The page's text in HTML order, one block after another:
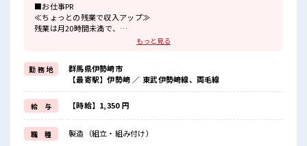
■お仕事PR
≪ちょっとの残業で収入アップ≫
残業は月20時間未満で、
週末は家族や友人と一緒にプライベート満喫！
≪機能的な制服アリ≫
制服があるので、
毎日の服装の悩み解消♪
≪未経験OKの仕事≫
新しいことにチャレンジするのは不安だけど、
しっかり働く環境が整っています！
イチからスキルUP・ステップUP目指していきましょう！
もっと見る
勤 務 地
群馬県伊勢崎市
【最寄駅】伊勢崎 ／ 東武伊勢崎線、両毛線
給 与 【時給】1,350 円
職 種 製造（組立・組み付け）